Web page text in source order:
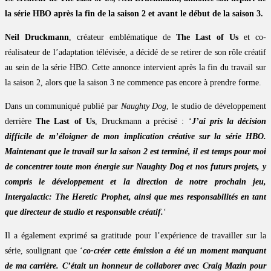
la série HBO après la fin de la saison 2 et avant le début de la saison 3.
Neil Druckmann, créateur emblématique de The Last of Us et co-
réalisateur de l’adaptation télévisée, a décidé de se retirer de son rôle créatif
au sein de la série HBO. Cette annonce intervient après la fin du travail sur
la saison 2, alors que la saison 3 ne commence pas encore à prendre forme.
Dans un communiqué publié par Naughty Dog, le studio de développement
derrièreThe Last of Us, Druckmann a précisé : ‘J’ai pris la décision
difficile de m’éloigner de mon implication créative sur la série HBO.
Maintenant que le travail sur la saison 2 est terminé, il est temps pour moi
de concentrer toute mon énergie sur Naughty Dog et nos futurs projets, y
compris le développement et la direction de notre prochain jeu,
Intergalactic: The Heretic Prophet, ainsi que mes responsabilités en tant
que directeur de studio et responsable créatif.‘
Il a également exprimé sa gratitude pour l’expérience de travailler sur la
série, soulignant que ‘co-créer cette émission a été un moment marquant
de ma carrière. C’était un honneur de collaborer avec Craig Mazin pour